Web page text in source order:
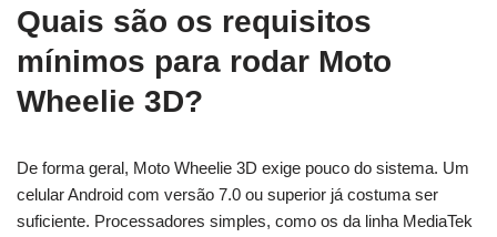
Quais são os requisitos
mínimos para rodar Moto
Wheelie 3D?
De forma geral, Moto Wheelie 3D exige pouco do sistema. Um
celular Android com versão 7.0 ou superior já costuma ser
suficiente. Processadores simples, como os da linha MediaTek